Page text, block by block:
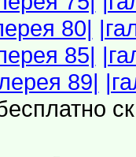
80|
85|
89|